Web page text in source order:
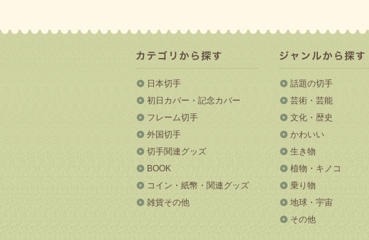
日本切手
初日カバー・記念カバー
フレーム切手
外国切手
切手関連グッズ
BOOK
コイン・紙幣・関連グッズ
雑貨その他
話題の切手
芸術・芸能
文化・歴史
かわいい
生き物
植物・キノコ
乗り物
地球・宇宙
その他